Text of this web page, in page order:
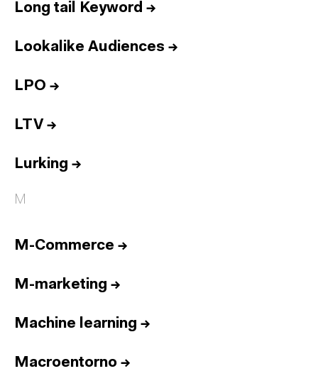
Long tail Keyword →
Lookalike Audiences →
LPO →
LTV →
Lurking →
M
M-Commerce →
M-marketing →
Machine learning →
Macroentorno →